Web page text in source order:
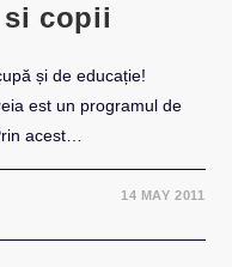
copii
și de educație!
est un programul de
acest…
14 MAY 2011